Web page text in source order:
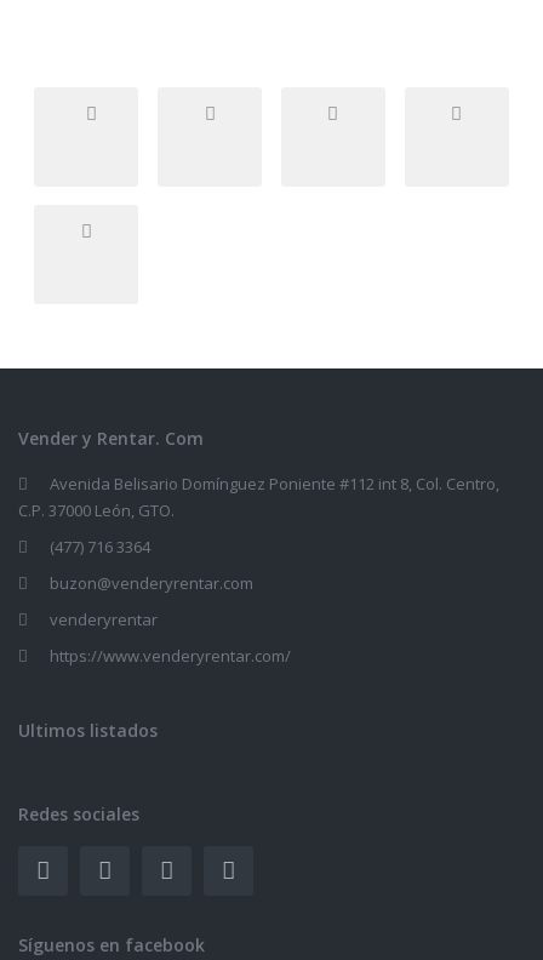
Vender y Rentar. Com
Avenida Belisario Domínguez Poniente #112 int 8, Col. Centro,
C.P. 37000 León, GTO.
(477) 716 3364
buzon@venderyrentar.com
venderyrentar
https://www.venderyrentar.com/
Ultimos listados
Redes sociales
Síguenos en facebook